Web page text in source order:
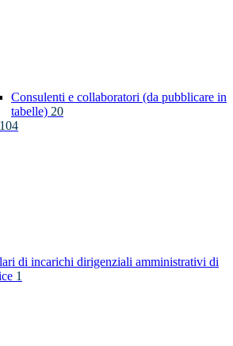
Consulenti e collaboratori (da pubblicare in
tabelle) 20
104
di incarichi dirigenziali amministrativi di
1